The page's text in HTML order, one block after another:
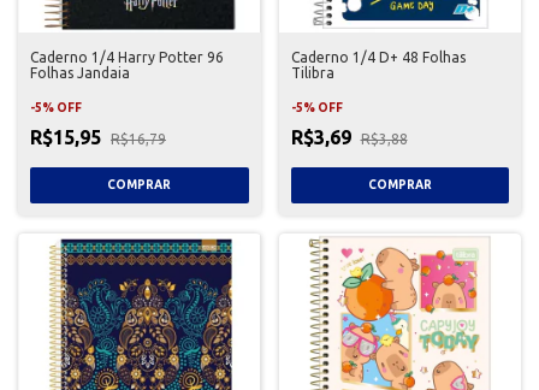
Caderno 1/4 Harry Potter 96
Folhas Jandaia
-5% OFF
R$15,95 R$16,79
Caderno 1/4 D+ 48 Folhas
Tilibra
-5% OFF
R$3,69 R$3,88